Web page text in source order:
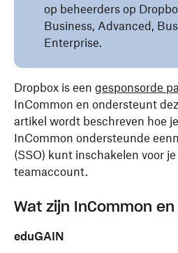
op beheerders op
Business, Advanced,
Enterprise.
Dropbox is een gesponsorde
InCommon en ondersteunt
artikel wordt beschreven hoe
InCommon ondersteunde
(SSO) kunt inschakelen voor
teamaccount.
Wat zijn InCommon en
eduGAIN